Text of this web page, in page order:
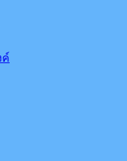
ค์